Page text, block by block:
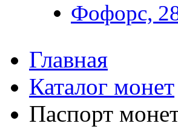
Фофорс,
Главная
Каталог монет
Паспорт